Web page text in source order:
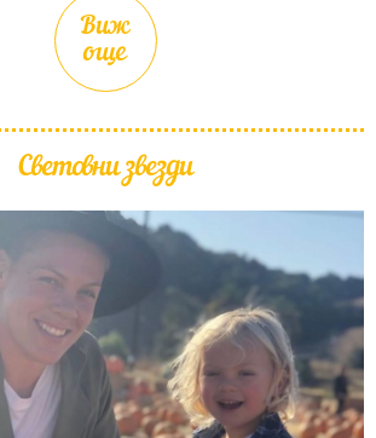
Виж
още
Световни звезди